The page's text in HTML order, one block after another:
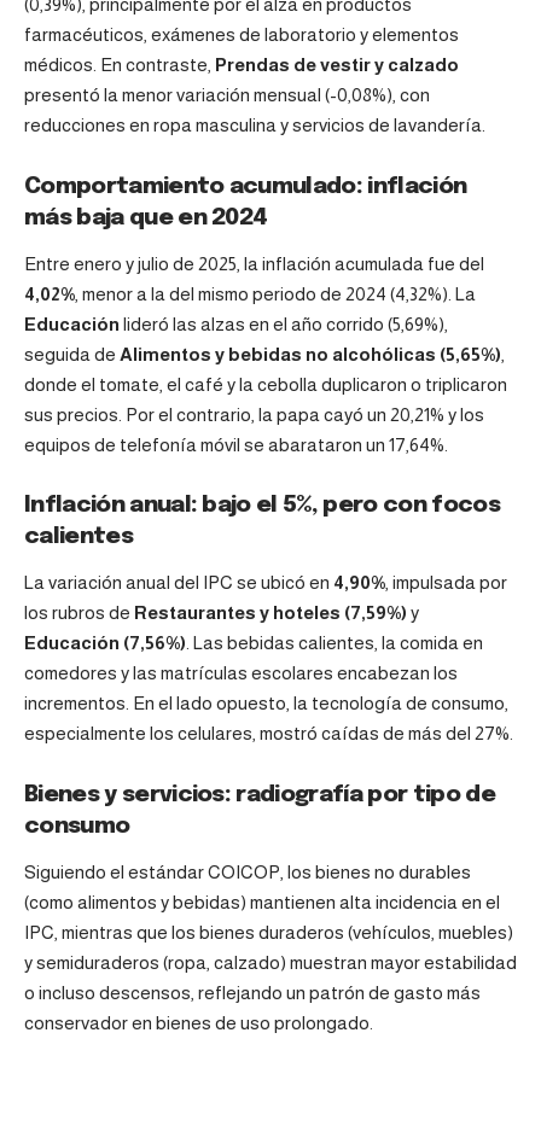
(0,39%), principalmente por el alza en productos
farmacéuticos, exámenes de laboratorio y elementos
médicos. En contraste, Prendas de vestir y calzado
presentó la menor variación mensual (-0,08%), con
reducciones en ropa masculina y servicios de lavandería.
Comportamiento acumulado: inflación
más baja que en 2024
Entre enero y julio de 2025, la inflación acumulada fue del
4,02% , menor a la del mismo periodo de 2024 (4,32%). La
Educación lideró las alzas en el año corrido (5,69%),
seguida de Alimentos y bebidas no alcohólicas (5,65%)
donde el tomate, el café y la cebolla duplicaron o triplicaron
sus precios. Por el contrario, la papa cayó un 20,21% y los
equipos de telefonía móvil se abarataron un 17,64%.
Inflación anual: bajo el 5%, pero con focos
calientes
La variación anual del IPC se ubicó en 4,90% , impulsada por
los rubros de Restaurantes y hoteles (7,59%) y
Educación (7,56%) . Las bebidas calientes, la comida en
comedores y las matrículas escolares encabezan los
incrementos. En el lado opuesto, la tecnología de consumo,
especialmente los celulares, mostró caídas de más del 27%.
Bienes y servicios: radiografía por tipo de
consumo
Siguiendo el estándar COICOP, los bienes no durables
(como alimentos y bebidas) mantienen alta incidencia en el
IPC, mientras que los bienes duraderos (vehículos, muebles)
y semiduraderos (ropa, calzado) muestran mayor estabilidad
o incluso descensos, reflejando un patrón de gasto más
conservador en bienes de uso prolongado.